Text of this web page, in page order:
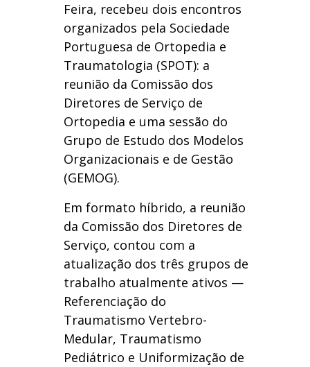
Feira, recebeu dois encontros
organizados pela Sociedade
Portuguesa de Ortopedia e
Traumatologia (SPOT): a
reunião da Comissão dos
Diretores de Serviço de
Ortopedia e uma sessão do
Grupo de Estudo dos Modelos
Organizacionais e de Gestão
(GEMOG).
Em formato híbrido, a reunião
da Comissão dos Diretores de
Serviço, contou com a
atualização dos três grupos de
trabalho atualmente ativos —
Referenciação do
Traumatismo Vertebro-
Medular, Traumatismo
Pediátrico e Uniformização de